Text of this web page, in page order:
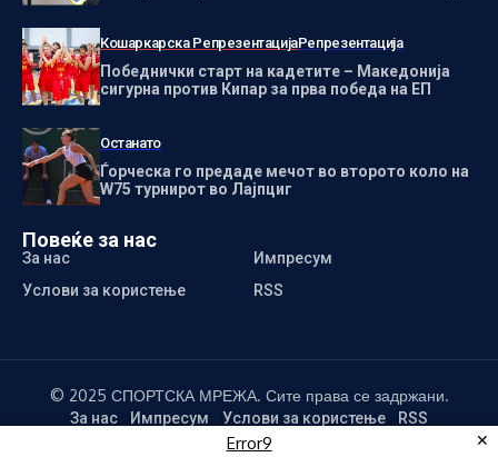
Кошаркарска РепрезентацијаРепрезентација
Победнички старт на кадетите – Македонија
сигурна против Кипар за прва победа на ЕП
Останато
Ѓорческа го предаде мечот во второто коло на
W75 турнирот во Лајпциг
Повеќе за нас
За нас
Импресум
Услови за користење
RSS
© 2025 СПОРТСКА МРЕЖА. Сите права се задржани.
За нас Импресум Услови за користење RSS
✕
Error9